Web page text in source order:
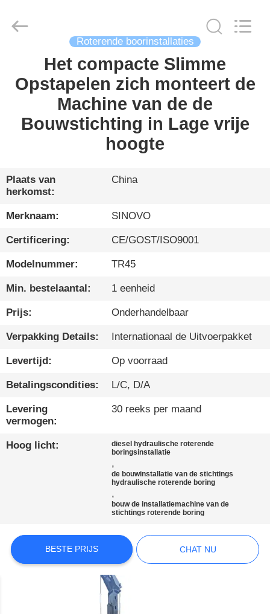
PRODUCTEN
ONGEVEER
ONS
FABRIEKSREIS
KWALITEITSCONTROLE
CONTACTEER
CHAT
NU
COMPANY
PRIVACYBELEID
Heavy
Industry
Roterende boorinstallaties
Het compacte Slimme
Opstapelen zich monteert de
Machine van de de
Bouwstichting in Lage vrije
hoogte
Plaats van
herkomst:
China
Merknaam: SINOVO
Certificering: CE/GOST/ISO9001
Modelnummer: TR45
Min. bestelaantal: 1 eenheid
Prijs: Onderhandelbaar
Verpakking Details: Internationaal de Uitvoerpakket
Levertijd: Op voorraad
Betalingscondities: L/C, D/A
Levering
vermogen:
30 reeks per maand
Hoog licht:
diesel hydraulische roterende
boringsinstallatie
,
de bouwinstallatie van de stichtings
hydraulische roterende boring
,
bouw de installatiemachine van de
stichtings roterende boring
BESTE PRIJS CHAT NU